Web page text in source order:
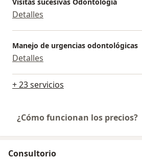
Detalles
Manejo de urgencias odontológicas
Detalles
+ 23 servicios
¿Cómo funcionan los precios?
Consultorio